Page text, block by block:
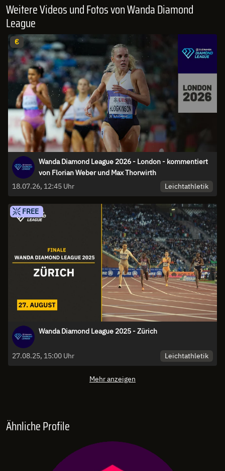
Weitere Videos und Fotos von Wanda Diamond
League
€
Wanda Diamond League 2026 - London - kommentiert
von Florian Weber und Max Thorwirth
18.07.26, 12:45 Uhr
Leichtathletik
FREE
Wanda Diamond League 2025 - Zürich
27.08.25, 15:00 Uhr Leichtathletik
Mehr anzeigen
Ähnliche Profile